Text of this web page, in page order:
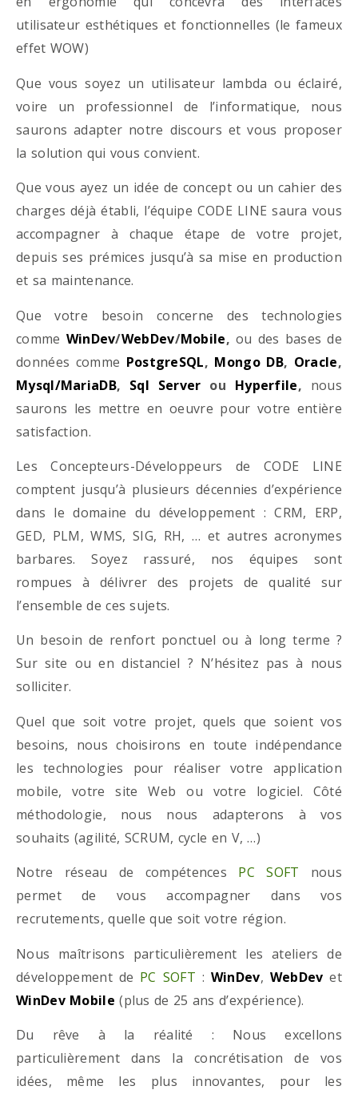
utilisateur esthétiques et fonctionnelles (le fameux
effet WOW)
Que vous soyez un utilisateur lambda ou éclairé,
voire un professionnel de l’informatique, nous
saurons adapter notre discours et vous proposer
la solution qui vous convient.
Que vous ayez un idée de concept ou un cahier des
charges déjà établi, l’équipe CODE LINE saura vous
accompagner à chaque étape de votre projet,
depuis ses prémices jusqu’à sa mise en production
et sa maintenance.
Que votre besoin concerne des technologies
comme WinDev/WebDev/Mobile, ou des bases de
données comme PostgreSQL, Mongo DB, Oracle,
Mysql/MariaDB, Sql Server ou Hyperfile, nous
saurons les mettre en oeuvre pour votre entière
satisfaction.
Les Concepteurs-Développeurs de CODE LINE
comptent jusqu’à plusieurs décennies d’expérience
dans le domaine du développement : CRM, ERP,
GED, PLM, WMS, SIG, RH, … et autres acronymes
barbares. Soyez rassuré, nos équipes sont
rompues à délivrer des projets de qualité sur
l’ensemble de ces sujets.
Un besoin de renfort ponctuel ou à long terme ?
Sur site ou en distanciel ? N’hésitez pas à nous
solliciter.
Quel que soit votre projet, quels que soient vos
besoins, nous choisirons en toute indépendance
les technologies pour réaliser votre application
mobile, votre site Web ou votre logiciel. Côté
méthodologie, nous nous adapterons à vos
souhaits (agilité, SCRUM, cycle en V, …)
Notre réseau de compétences PC SOFT nous
permet de vous accompagner dans vos
recrutements, quelle que soit votre région.
Nous maîtrisons particulièrement les ateliers de
développement de PC SOFT : WinDev, WebDev et
WinDev Mobile (plus de 25 ans d’expérience).
Du rêve à la réalité : Nous excellons
particulièrement dans la concrétisation de vos
idées, même les plus innovantes, pour les